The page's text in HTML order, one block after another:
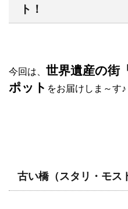
ト！
今回は、 世界遺産の街
ポット をお届けしま～す♪
古い橋（スタリ・モス